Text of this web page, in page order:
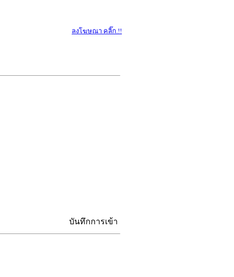
ลงโฆษณา คลิ๊ก.!!
บันทึกการเข้า